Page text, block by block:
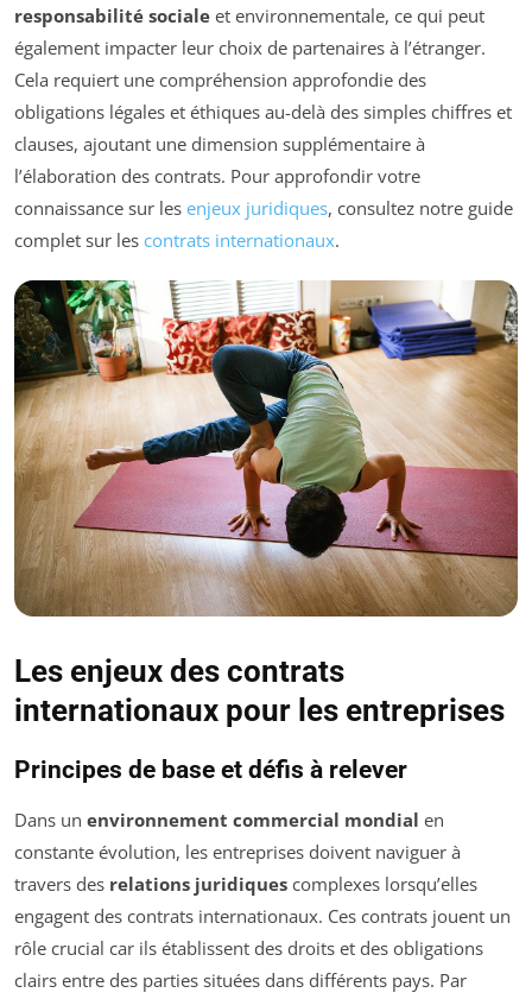
responsabilité sociale et environnementale, ce qui peut
également impacter leur choix de partenaires à l’étranger.
Cela requiert une compréhension approfondie des
obligations légales et éthiques au-delà des simples chiffres et
clauses, ajoutant une dimension supplémentaire à
l’élaboration des contrats. Pour approfondir votre
connaissance sur les enjeux juridiques, consultez notre guide
complet sur les contrats internationaux.
Les enjeux des contrats
internationaux pour les entreprises
Principes de base et défis à relever
Dans un environnement commercial mondial en
constante évolution, les entreprises doivent naviguer à
travers des relations juridiques complexes lorsqu’elles
engagent des contrats internationaux. Ces contrats jouent un
rôle crucial car ils établissent des droits et des obligations
clairs entre des parties situées dans différents pays. Par